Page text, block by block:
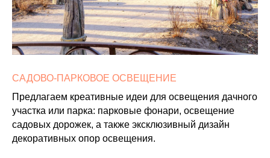
САДОВО-ПАРКОВОЕ ОСВЕЩЕНИЕ
Предлагаем креативные идеи для освещения дачного
участка или парка: парковые фонари, освещение
садовых дорожек, а также эксклюзивный дизайн
декоративных опор освещения.